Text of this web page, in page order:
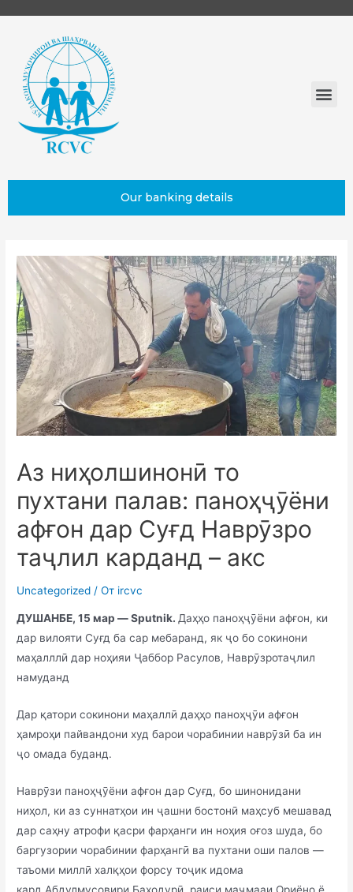
Our banking details
Аз ниҳолшинонӣ то
пухтани палав: паноҳҷӯёни
афғон дар Суғд Наврӯзро
таҷлил карданд – акс
Uncategorized / От ircvc
ДУШАНБЕ, 15 мар — Sputnik.Даҳҳо паноҳҷӯёни афғон, ки
дар вилояти Суғд ба сар мебаранд, як ҷо бо сокинони
маҳалллӣ дар ноҳияи Ҷаббор Расулов, Наврӯзротаҷлил
намуданд
Дар қатори сокинони маҳаллӣ даҳҳо паноҳҷӯи афғон
ҳамроҳи пайвандони худ барои чорабинии наврӯзӣ ба ин
ҷо омада буданд.
Наврӯзи паноҳҷӯёни афғон дар Суғд, бо шинонидани
ниҳол, ки аз суннатҳои ин ҷашни бостонӣ маҳсуб мешавад
дар саҳну атрофи қасри фарҳанги ин ноҳия оғоз шуда, бо
баргузории чорабинии фарҳангӣ ва пухтани оши палов —
таъоми миллӣ халқҳои форсу тоҷик идома